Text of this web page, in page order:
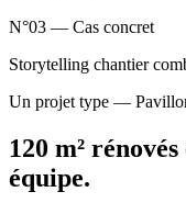
N°03 — Cas concret
Storytelling chantier
Un projet type —
120 m² rénovés
équipe.